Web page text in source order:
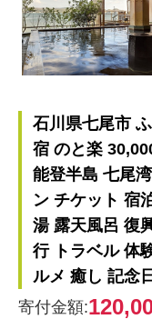
石川県七尾市
宿 のと楽
能登半島 七尾
ン チケット 宿
湯 露天風呂 復
行 トラベル 体
ルメ 癒し 記念
寄付金額: